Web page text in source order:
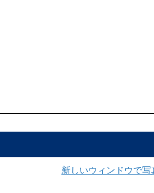
新しいウィンドウで写